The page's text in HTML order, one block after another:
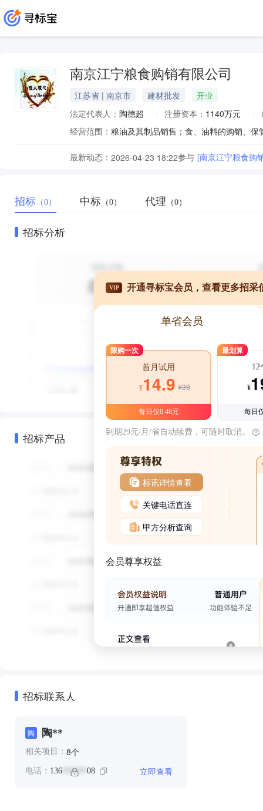
南京江宁粮食购销有限公司
江苏省 | 南京市 建材批发
开业
法定代表人： 陶德超 注册资本： 1140万元
经营范围：
最新动态： 2026-04-23 18:22参与 [南京江宁粮食购
招标 （0） 中标 （0） 代理 （0）
招标分析
招标产品
VIP 开通寻标宝会员，查看更多招采
单省会员
限购一次
首月试用
¥14.9 ¥39
每日仅0.48元
最划算
12
¥
每日
到期29元/月/省自动续费，可随时取消。
标讯详情查看
关键电话直连
甲方分析查询
会员尊享权益
招标联系人
陶 陶**
相关项目： 8个
电话： 136 ****** 08 立即查看